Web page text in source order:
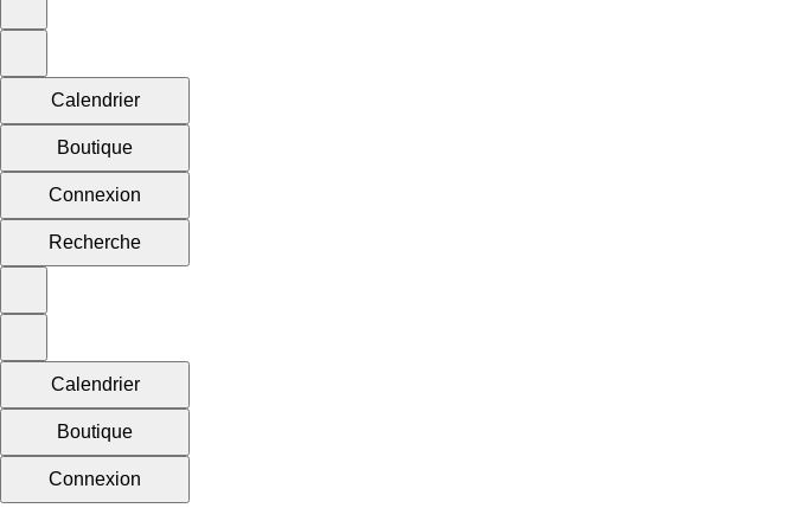
Calendrier
Boutique
Connexion
Recherche
Calendrier
Boutique
Connexion